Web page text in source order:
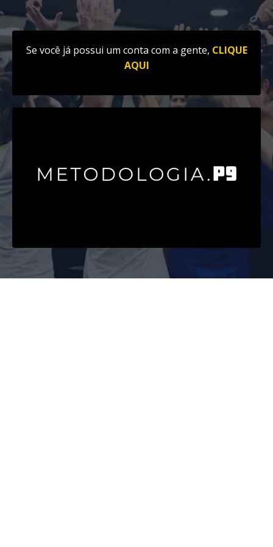
Se você já possui um conta com a gente, CLIQUE
AQUI